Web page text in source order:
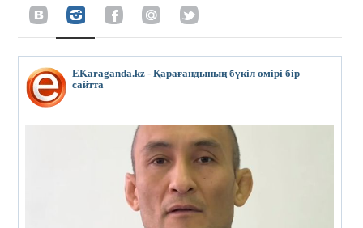
EKaraganda.kz - Қарағандының бүкіл өмірі бір
сайтта